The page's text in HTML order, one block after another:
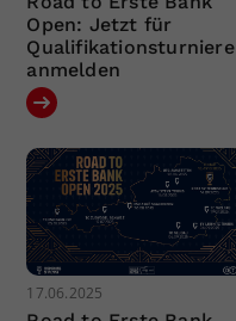
Open: Jetzt für
Qualifikationsturniere
anmelden
17.06.2025